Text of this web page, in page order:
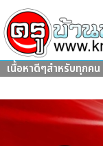
เนื้อหาดีๆสำหรับทุกคน